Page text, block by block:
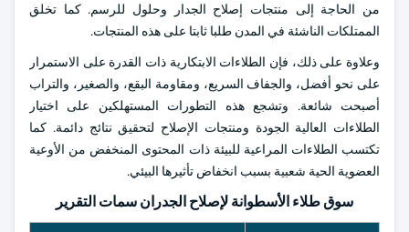
من الحاجة إلى منتجات إصلاح الجدار وحلول للرسم. كما تخلق
الممتلكات الناشئة في المدن طلبا ثابتا على هذه المنتجات.
وعلاوة على ذلك، فإن الطلاءات الابتكارية ذات القدرة على الاستمرار
على نحو أفضل، والجفاف السريع، ومقاومة البقع، والصغير، والتراب
أصبحت شائعة. وتشجع هذه التطورات المستهلكين على اختيار
الطلاءات العالية الجودة ومنتجات الإصلاح لتحقيق نتائج دائمة. كما
تكتسب الطلاءات المراعية للبيئة ذات المحتوى المنخفض من الأوعية
العضوية الحية شعبية بسبب انخفاض تأثيرها البيئي.
سوق طلاء الأسطوانة لإصلاح الجدران سمات التقرير